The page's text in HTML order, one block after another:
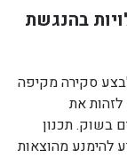
בהנגשת
סקירה מקיפה
את
בשוק. תכנון
להימנע מהוצאות